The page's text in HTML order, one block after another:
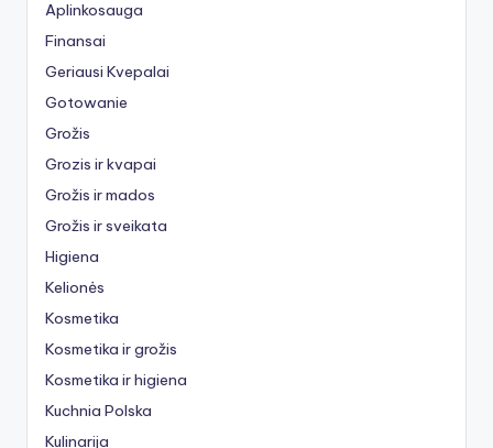
Aplinkosauga
Finansai
Geriausi Kvepalai
Gotowanie
Grožis
Grozis ir kvapai
Grožis ir mados
Grožis ir sveikata
Higiena
Kelionės
Kosmetika
Kosmetika ir grožis
Kosmetika ir higiena
Kuchnia Polska
Kulinarija